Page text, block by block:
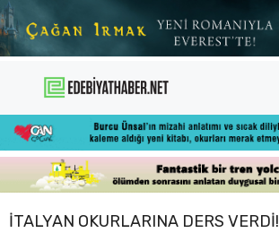
İçeriğe
atla
İTALYAN OKURLARINA DERS VERDI!